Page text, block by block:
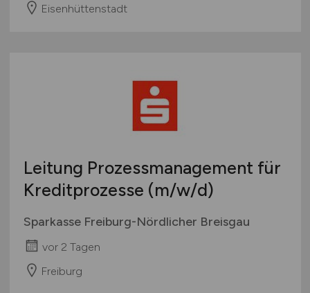
Eisenhüttenstadt
Leitung Prozessmanagement für
Kreditprozesse (m/w/d)
Sparkasse Freiburg-Nördlicher Breisgau
vor 2 Tagen
Freiburg